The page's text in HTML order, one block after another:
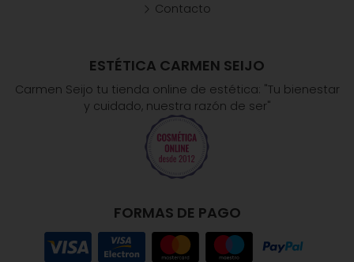
ESTÉTICA CARMEN SEIJO
Carmen Seijo tu tienda online de estética: "Tu bienestar
y cuidado, nuestra razón de ser"
FORMAS DE PAGO
Contacto